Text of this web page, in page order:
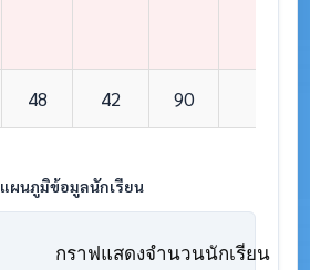
48 42 90
แผนภูมิข้อมูลนักเรียน